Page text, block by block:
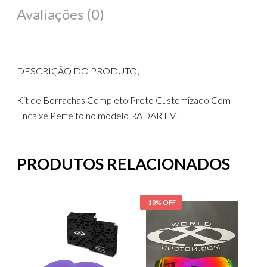
Avaliações (0)
DESCRIÇÃO DO PRODUTO;
Kit de Borrachas Completo Preto Customizado Com
Encaixe Perfeito no modelo RADAR EV.
PRODUTOS RELACIONADOS
-10% OFF